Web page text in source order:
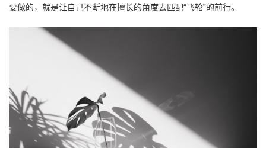
要做的，就是让自己不断地在擅长的角度去匹配“飞轮”的前行。